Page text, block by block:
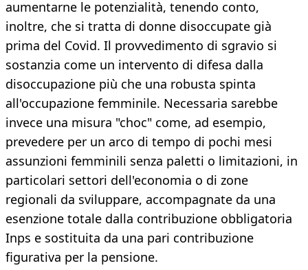
aumentarne le potenzialità, tenendo conto,
inoltre, che si tratta di donne disoccupate già
prima del Covid. Il provvedimento di sgravio si
sostanzia come un intervento di difesa dalla
disoccupazione più che una robusta spinta
all'occupazione femminile. Necessaria sarebbe
invece una misura "choc" come, ad esempio,
prevedere per un arco di tempo di pochi mesi
assunzioni femminili senza paletti o limitazioni, in
particolari settori dell'economia o di zone
regionali da sviluppare, accompagnate da una
esenzione totale dalla contribuzione obbligatoria
Inps e sostituita da una pari contribuzione
figurativa per la pensione.